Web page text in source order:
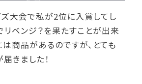
ズ大会で私が2位に入賞してし
リベンジ？を果たすことが出来
は商品があるのですが、とても
きました！